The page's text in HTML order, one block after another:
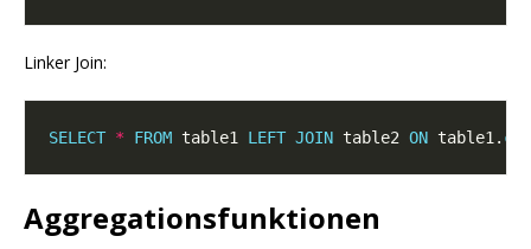
Linker Join:
SELECT * FROM table1 LEFT JOIN table2 ON table1.
Aggregationsfunktionen